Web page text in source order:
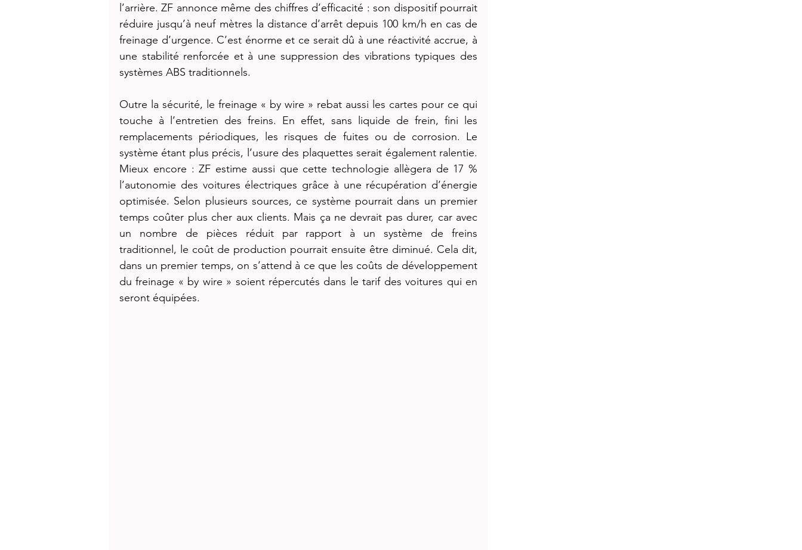
l’arrière. ZF annonce même des chiffres d’efficacité : son dispositif pourrait
réduire jusqu’à neuf mètres la distance d’arrêt depuis 100 km/h en cas de
freinage d’urgence. C’est énorme et ce serait dû à une réactivité accrue, à
une stabilité renforcée et à une suppression des vibrations typiques des
systèmes ABS traditionnels.
Outre la sécurité, le freinage « by wire » rebat aussi les cartes pour ce qui
touche à l’entretien des freins. En effet, sans liquide de frein, fini les
remplacements périodiques, les risques de fuites ou de corrosion. Le
système étant plus précis, l’usure des plaquettes serait également ralentie.
Mieux encore : ZF estime aussi que cette technologie allègera de 17 %
l’autonomie des voitures électriques grâce à une récupération d’énergie
optimisée. Selon plusieurs sources, ce système pourrait dans un premier
temps coûter plus cher aux clients. Mais ça ne devrait pas durer, car avec
un nombre de pièces réduit par rapport à un système de freins
traditionnel, le coût de production pourrait ensuite être diminué. Cela dit,
dans un premier temps, on s’attend à ce que les coûts de développement
du freinage « by wire » soient répercutés dans le tarif des voitures qui en
seront équipées.